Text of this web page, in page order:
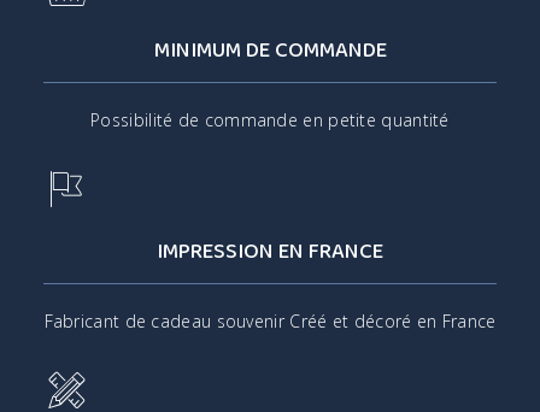
MINIMUM DE COMMANDE
Possibilité de commande en petite quantité
IMPRESSION EN FRANCE
Fabricant de cadeau souvenir Créé et décoré en France